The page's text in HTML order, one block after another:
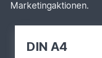
Marketingaktionen.
DIN A4